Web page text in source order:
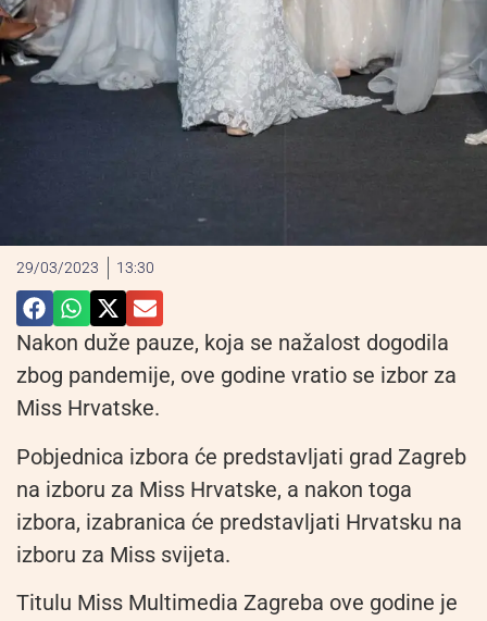
29/03/2023 13:30
Nakon duže pauze, koja se nažalost dogodila
zbog pandemije, ove godine vratio se izbor za
Miss Hrvatske.
Pobjednica izbora će predstavljati grad Zagreb
na izboru za Miss Hrvatske, a nakon toga
izbora, izabranica će predstavljati Hrvatsku na
izboru za Miss svijeta.
Titulu Miss Multimedia Zagreba ove godine je